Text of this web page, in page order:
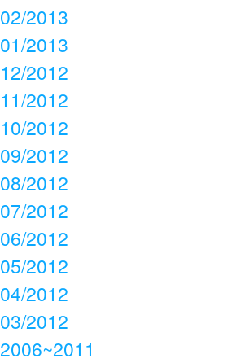
02/2013
01/2013
12/2012
11/2012
10/2012
09/2012
08/2012
07/2012
06/2012
05/2012
04/2012
03/2012
2006~2011